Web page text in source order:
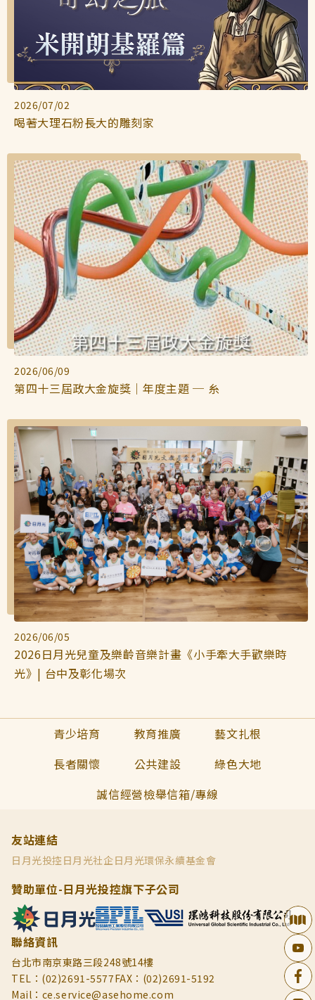
2026/07/02
喝著大理石粉長大的雕刻家
2026/06/09
第四十三屆政大金旋獎｜年度主題 ─ 糸
2026/06/05
2026日月光兒童及樂齡音樂計畫《小手牽大手歡樂時
光》| 台中及彰化場次
青少培育 教育推廣
藝文扎根
長者關懷
公共建設
綠色大地
誠信經營檢舉信箱/專線
友站連結
日月光投控 日月光社企日月光環保永續基金會
贊助單位-日月光投控旗下子公司
聯絡資訊
台北市南京東路三段248號14樓
TEL：(02)2691-5577FAX：(02)2691-5192
Mail：ce.service@asehome.com